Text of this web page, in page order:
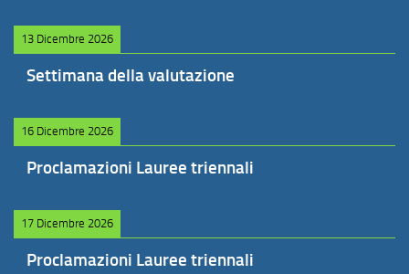
13 Dicembre 2026
Settimana della valutazione
16 Dicembre 2026
Proclamazioni Lauree triennali
17 Dicembre 2026
Proclamazioni Lauree triennali